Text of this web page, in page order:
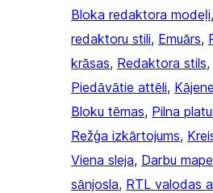
Bloka redaktora modeļi,
redaktoru stili, Emuārs,
krāsas, Redaktora stils,
Piedāvātie attēli,
Bloku tēmas, Pilna
Režģa izkārtojums,
Viena sleja, Darbu mape
sānjosla, RTL valodas